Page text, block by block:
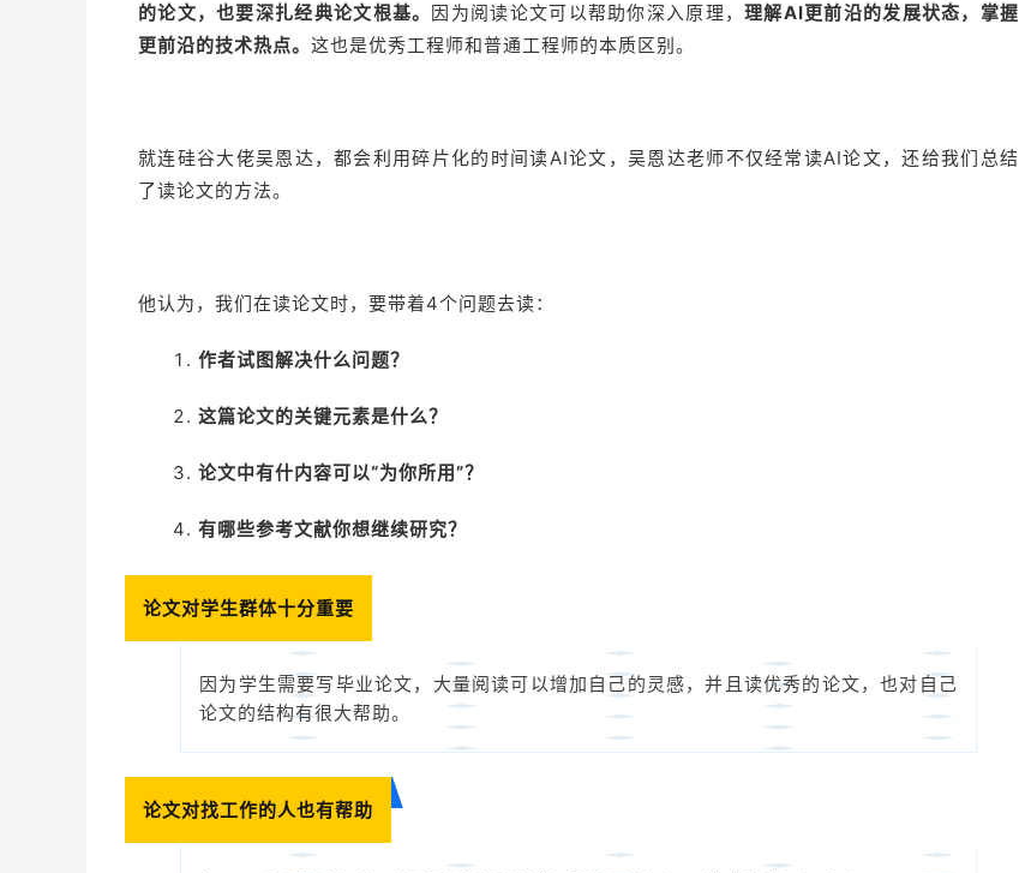
的论文，也要深扎经典论文根基。 因为阅读论文可以帮助你深入原理，理解AI更前沿的发展状态，掌握
更前沿的技术热点。 这也是优秀工程师和普通工程师的本质区别。
就连硅谷大佬吴恩达，都会利用碎片化的时间读AI论文，吴恩达老师不仅经常读AI论文，还给我们总结
了读论文的方法。
他认为，我们在读论文时，要带着4个问题去读：
作者试图解决什么问题？
这篇论文的关键元素是什么？
论文中有什内容可以“为你所用”？
有哪些参考文献你想继续研究？
论文对学生群体十分重要
因为学生需要写毕业论文，大量阅读可以增加自己的灵感，并且读优秀的论文，也对自己
论文的结构有很大帮助。
论文对找工作的人也有帮助